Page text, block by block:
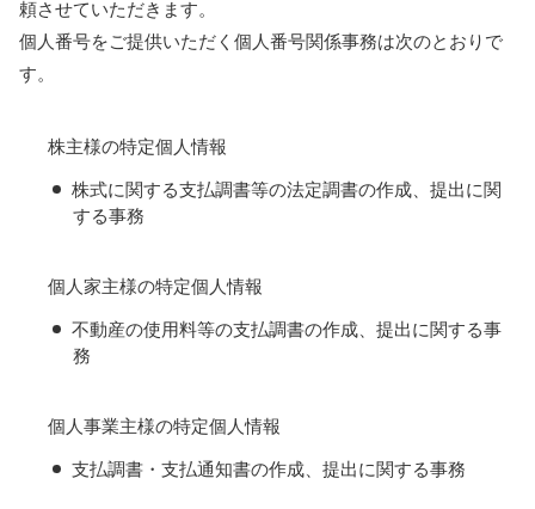
頼させていただきます。
個人番号をご提供いただく個人番号関係事務は次のとおりで
す。
株主様の特定個人情報
株式に関する支払調書等の法定調書の作成、提出に関
する事務
個人家主様の特定個人情報
不動産の使用料等の支払調書の作成、提出に関する事
務
個人事業主様の特定個人情報
支払調書・支払通知書の作成、提出に関する事務